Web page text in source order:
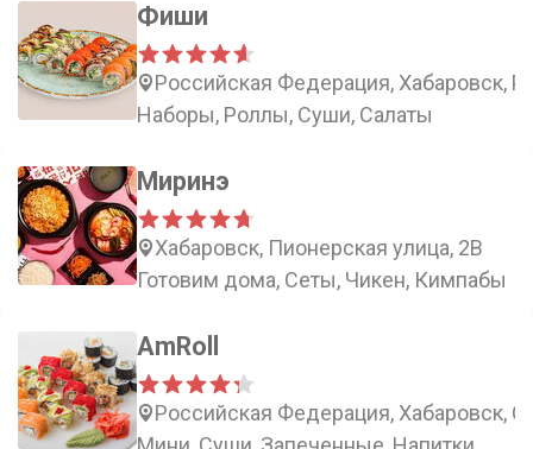
Фиши
Российская Федерация, Хабаровск,
Наборы, Роллы, Суши, Салаты
Миринэ
Хабаровск, Пионерская улица, 2В
Готовим дома, Сеты, Чикен, Кимпабы
AmRoll
Российская Федерация, Хабаровск,